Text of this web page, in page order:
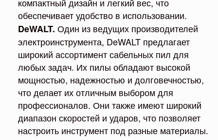
обеспечивает удобство в использовании.
DeWALT. Один из ведущих производителей
электроинструмента, DeWALT предлагает
широкий ассортимент сабельных пил для
любых задач. Их пилы обладают высокой
мощностью, надежностью и долговечностью,
что делает их отличным выбором для
профессионалов. Они также имеют широкий
диапазон скоростей и ударов, что позволяет
настроить инструмент под разные материалы.